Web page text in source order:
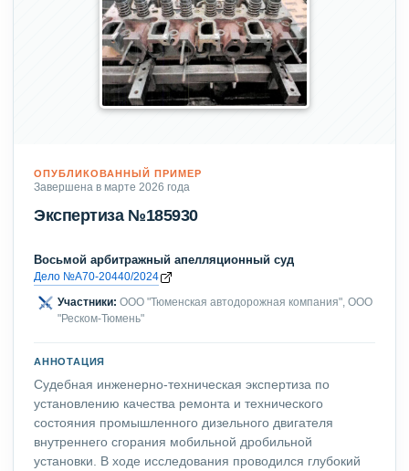
ОПУБЛИКОВАННЫЙ ПРИМЕР
Завершена в марте 2026 года
Экспертиза №185930
Восьмой арбитражный апелляционный суд
Дело №А70-20440/2024
Участники: ООО "Тюменская автодорожная компания", ООО
"Реском-Тюмень"
АННОТАЦИЯ
Судебная инженерно-техническая экспертиза по
установлению качества ремонта и технического
состояния промышленного дизельного двигателя
внутреннего сгорания мобильной дробильной
установки. В ходе исследования проводился глубокий